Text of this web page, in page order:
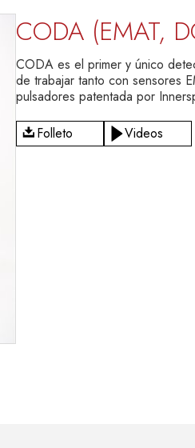
CODA (EMAT,
CODA es el primer y único
de trabajar tanto con sensores
pulsadores patentada por
Folleto
Videos